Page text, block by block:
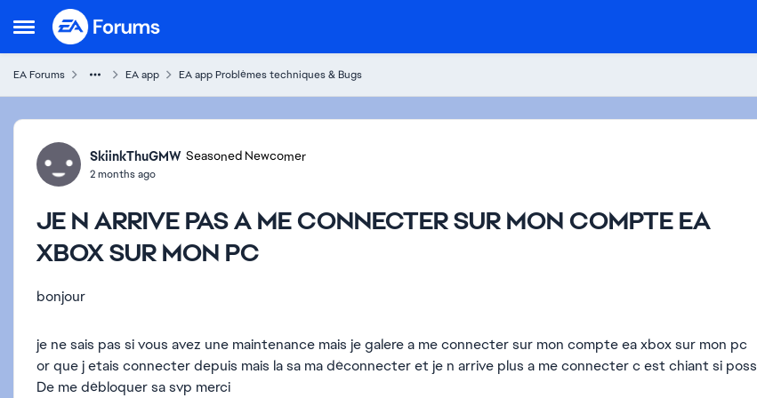
Open Side Menu
Skip to content
EA Forums EA app EA app Problèmes techniques & Bugs
Forum Discussion
SkiinkThuGMW Seasoned Newcomer
2 months ago
JE N ARRIVE PAS A ME CONNECTER SUR MON COMPTE EA
XBOX SUR MON PC
bonjour
je ne sais pas si vous avez une maintenance mais je galere a me connecter sur mon compte ea xbox sur mon pc
or que j etais connecter depuis mais la sa ma déconnecter et je n arrive plus a me connecter c est chiant si poss
De me débloquer sa svp merci